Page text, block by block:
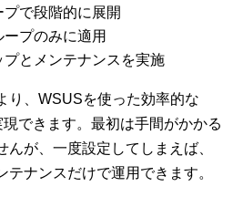
で段階的に展開
プのみに適用
とメンテナンスを実施
り、WSUSを使った効率的な
できます。最初は手間がかかる
んが、一度設定してしまえば、
ナンスだけで運用できます。